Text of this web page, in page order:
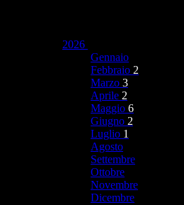
2026
Gennaio
Febbraio 2
Marzo 3
Aprile 2
Maggio 6
Giugno 2
Luglio 1
Agosto
Settembre
Ottobre
Novembre
Dicembre